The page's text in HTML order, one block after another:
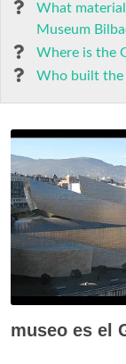
What
Museum
Where is the
Who built the
museo es el